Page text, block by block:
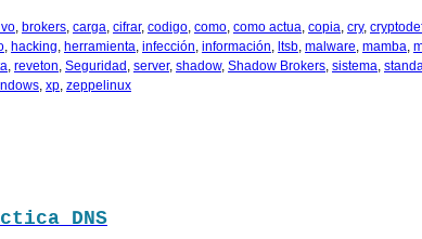
, brokers, carga, cifrar, codigo, como, como actua, copia, cry,
, hacking, herramienta, infección, información, ltsb, malware, mamba,
, reveton, Seguridad , server, shadow, Shadow Brokers, sistema,
, xp, zeppelinux
DNS